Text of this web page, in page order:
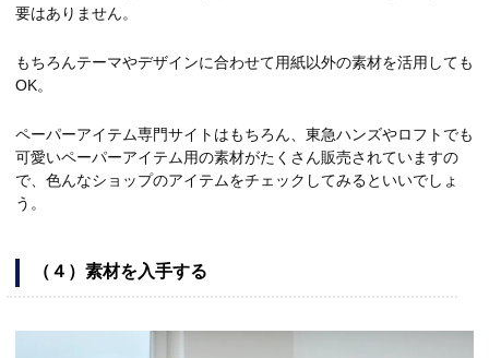
要はありません。
もちろんテーマやデザインに合わせて用紙以外の素材を活用しても
OK。
ペーパーアイテム専門サイトはもちろん、東急ハンズやロフトでも
可愛いペーパーアイテム用の素材がたくさん販売されていますの
で、色んなショップのアイテムをチェックしてみるといいでしょ
う。
（４）素材を入手する